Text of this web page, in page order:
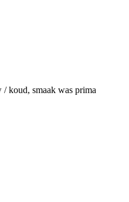
koud, smaak was prima